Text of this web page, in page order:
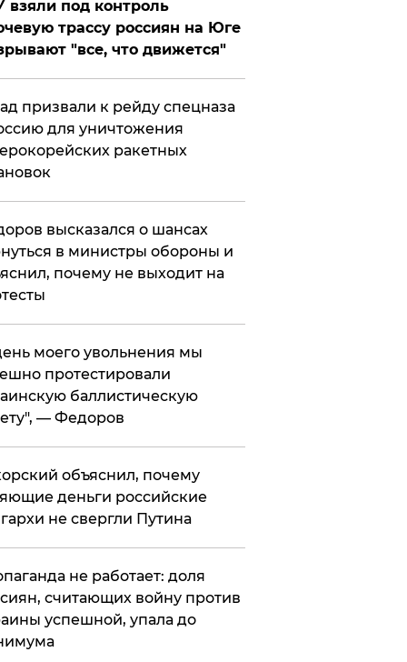
взяли под контроль
трассу россиян на Юге
"все, что движется"
призвали к рейду спецназа
для уничтожения
ракетных
высказался о шансах
в министры обороны и
почему не выходит на
моего увольнения мы
протестировали
баллистическую
— Федоров
объяснил, почему
деньги российские
не свергли Путина
не работает: доля
считающих войну против
успешной, упала до